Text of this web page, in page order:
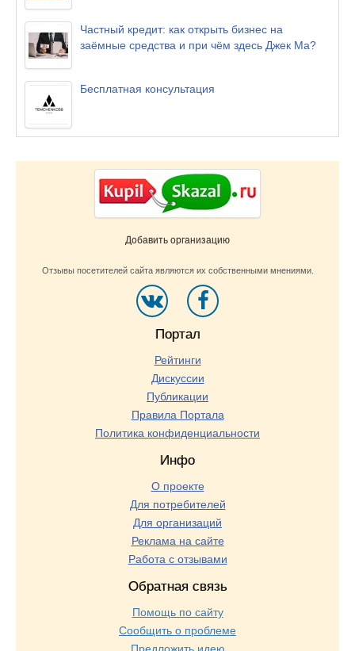
Частный кредит: как открыть бизнес на
заёмные средства и при чём здесь Джек Ма?
Бесплатная консультация
Добавить организацию
Отзывы посетителей сайта являются их собственными мнениями.
Портал
Рейтинги
Дискуссии
Публикации
Правила Портала
Политика конфиденциальности
Инфо
О проекте
Для потребителей
Для организаций
Реклама на сайте
Работа с отзывами
Обратная связь
Помощь по сайту
Сообщить о проблеме